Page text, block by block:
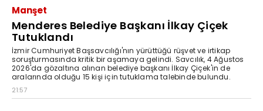
Manşet
Menderes Belediye Başkanı İlkay Çiçek
Tutuklandı
İzmir Cumhuriyet Başsavcılığı'nın yürüttüğü rüşvet ve irtikap
soruşturmasında kritik bir aşamaya gelindi. Savcılık, 4 Ağustos
2026'da gözaltına alınan belediye başkanı İlkay Çiçek'in de
aralarında olduğu 15 kişi için tutuklama talebinde bulundu.
21:57